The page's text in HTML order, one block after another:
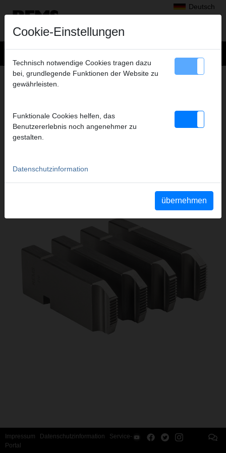
Deutsch
Produkte>Gewindeschneiden, Rollnuten >REMS Schneidbacken
> Schneidbacken M 12 LH,
HSS, SATZ
Art.-Nr. 341329 RHSS
Katalogauszüge
Katalogauszug REMS Schneidbacken(PDF)
Impressum Datenschutzinformation
Service-
Portal
Cookie-Einstellungen
Technisch notwendige Cookies tragen dazu
bei, grundlegende Funktionen der Website zu
gewährleisten.
Funktionale Cookies helfen, das
Benutzererlebnis noch angenehmer zu
gestalten.
Datenschutzinformation
übernehmen